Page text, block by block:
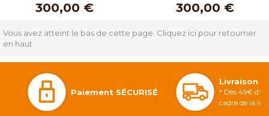
300,00 € 300,00 €
Vous avez atteint le bas de cette page. Cliquez ici pour retourner
en haut
Paiement SÉCURISÉ
Livraison
* Dès 49€
cadre de la